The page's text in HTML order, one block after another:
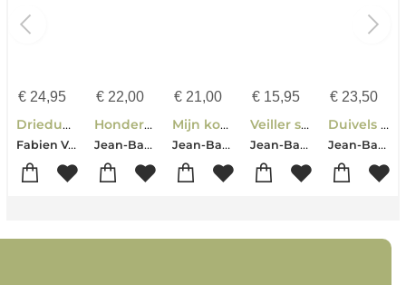
€24,95
Driedubbel-dood
Fabien Vehlmann
€22,00
Honderd miljoen jaar en een dag
Jean-Baptiste Andrea
€ 21,00
Mijn koningin
Jean-Baptiste Andrea
€ 15,95
Veiller sur elle
Jean-Baptiste Andrea
€ 23,50
Duivels en heiligen
Jean-Baptiste Andrea